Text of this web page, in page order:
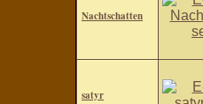
Nachtschatten
satyr